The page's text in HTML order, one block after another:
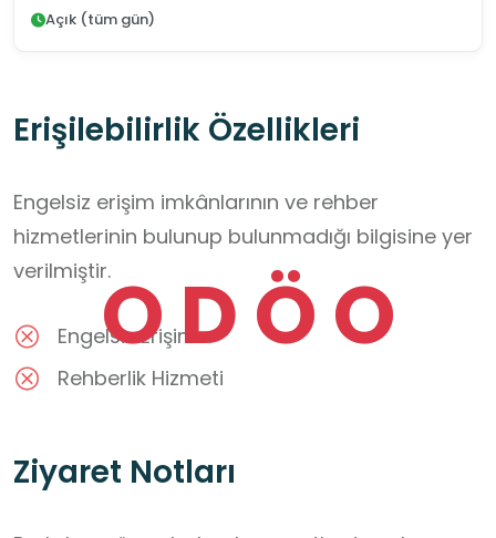
ODÖO
Açık (tüm gün)
Erişilebilirlik Özellikleri
Engelsiz erişim imkânlarının ve rehber
hizmetlerinin bulunup bulunmadığı bilgisine yer
verilmiştir.
Engelsiz Erişim
Rehberlik Hizmeti
Ziyaret Notları